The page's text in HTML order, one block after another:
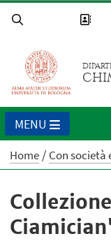
MENU
Home Con società